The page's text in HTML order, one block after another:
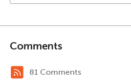
Comments
81 Comments